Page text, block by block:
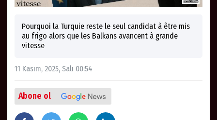
Pourquoi la Turquie reste le seul candidat à être mis
au frigo alors que les Balkans avancent à grande
vitesse
11 Kasım, 2025, Salı 00:54
Abone ol